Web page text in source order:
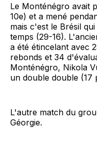
Le Monténégro avait
10e) et a mené
mais c'est le Brésil
temps (29-16).
a été étincelant avec
rebonds et 34
Monténégro, Nikola
un double double (17
L'autre match du
Géorgie.